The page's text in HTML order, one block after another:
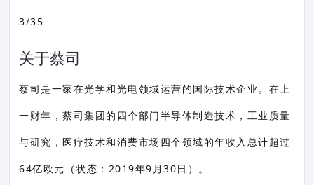
关于蔡司
蔡司是一家在光学和光电领域运营的国际技术企业。在上
一财年，蔡司集团的四个部门半导体制造技术，工业质量
与研究，医疗技术和消费市场四个领域的年收入总计超过
64亿欧元（状态：2019年9月30日）。